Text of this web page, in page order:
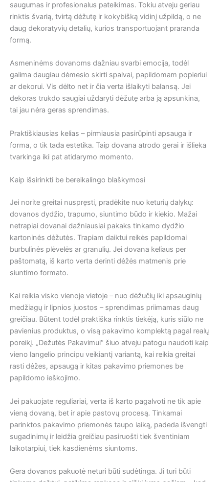
saugumas ir profesionalus pateikimas. Tokiu atveju geriau
rinktis švarią, tvirtą dėžutę ir kokybišką vidinį užpildą, o ne
daug dekoratyvių detalių, kurios transportuojant praranda
formą.
Asmeninėms dovanoms dažniau svarbi emocija, todėl
galima daugiau dėmesio skirti spalvai, papildomam popieriui
ar dekorui. Vis dėlto net ir čia verta išlaikyti balansą. Jei
dekoras trukdo saugiai uždaryti dėžutę arba ją apsunkina,
tai jau nėra geras sprendimas.
Praktiškiausias kelias – pirmiausia pasirūpinti apsauga ir
forma, o tik tada estetika. Taip dovana atrodo gerai ir išlieka
tvarkinga iki pat atidarymo momento.
Kaip išsirinkti be bereikalingo blaškymosi
Jei norite greitai nuspręsti, pradėkite nuo keturių dalykų:
dovanos dydžio, trapumo, siuntimo būdo ir kiekio. Mažai
netrapiai dovanai dažniausiai pakaks tinkamo dydžio
kartoninės dėžutės. Trapiam daiktui reikės papildomai
burbulinės plėvelės ar granulių. Jei dovana keliaus per
paštomatą, iš karto verta derinti dėžės matmenis prie
siuntimo formato.
Kai reikia visko vienoje vietoje – nuo dėžučių iki apsauginių
medžiagų ir lipnios juostos – sprendimas priimamas daug
greičiau. Būtent todėl praktiška rinktis tiekėją, kuris siūlo ne
pavienius produktus, o visą pakavimo komplektą pagal realų
poreikį. „Dežutės Pakavimui“ šiuo atveju patogu naudoti kaip
vieno langelio principu veikiantį variantą, kai reikia greitai
rasti dėžes, apsaugą ir kitas pakavimo priemones be
papildomo ieškojimo.
Jei pakuojate reguliariai, verta iš karto pagalvoti ne tik apie
vieną dovaną, bet ir apie pastovų procesą. Tinkamai
parinktos pakavimo priemonės taupo laiką, padeda išvengti
sugadinimų ir leidžia greičiau pasiruošti tiek šventiniam
laikotarpiui, tiek kasdienėms siuntoms.
Gera dovanos pakuotė neturi būti sudėtinga. Ji turi būti